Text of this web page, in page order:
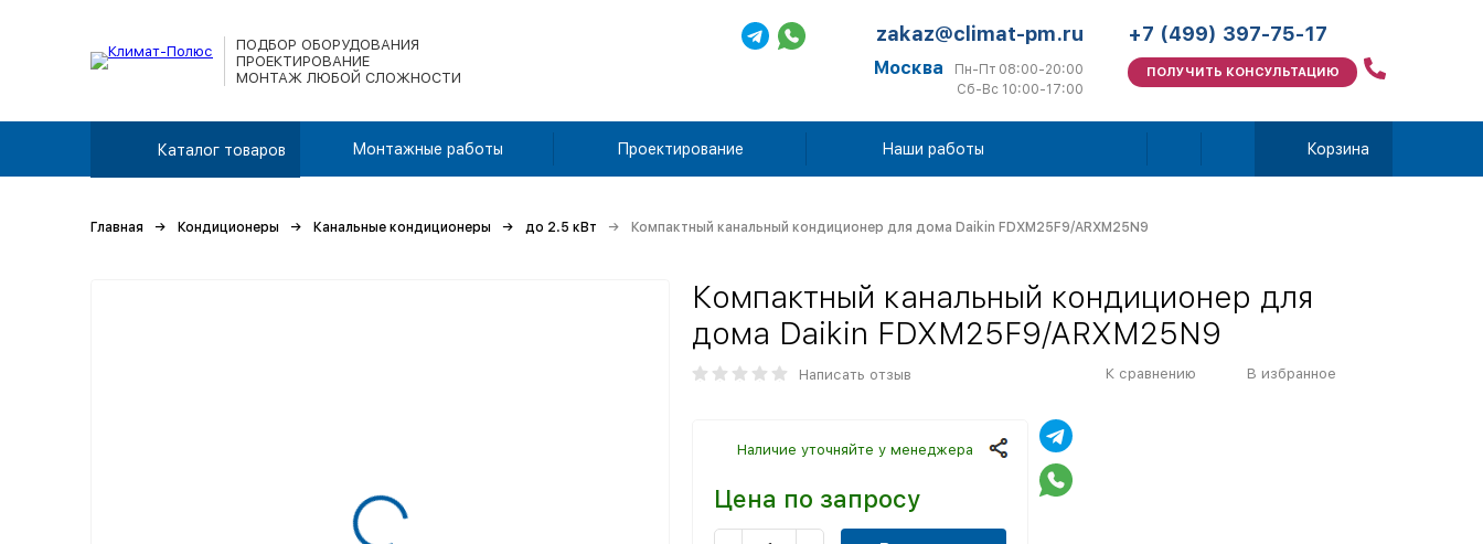
ПОДБОР ОБОРУДОВАНИЯ
ПРОЕКТИРОВАНИЕ
МОНТАЖ ЛЮБОЙ СЛОЖНОСТИ
zakaz@climat-pm.ru
Москва
Пн-Пт 08:00-20:00
Сб-Вс 10:00-17:00
+7 (499) 397-75-17
ПОЛУЧИТЬ КОНСУЛЬТАЦИЮ
Каталог товаров Монтажные работы Проектирование Наши работы Корзина
Главная Кондиционеры Канальные кондиционеры до 2.5 кВт Компактный канальный кондиционер для дома Daikin FDXM25F9/ARXM25N9
Компактный канальный кондиционер для
дома Daikin FDXM25F9/ARXM25N9
Написать отзыв К сравнению В избранное
Наличие уточняйте у менеджера
Цена по запросу